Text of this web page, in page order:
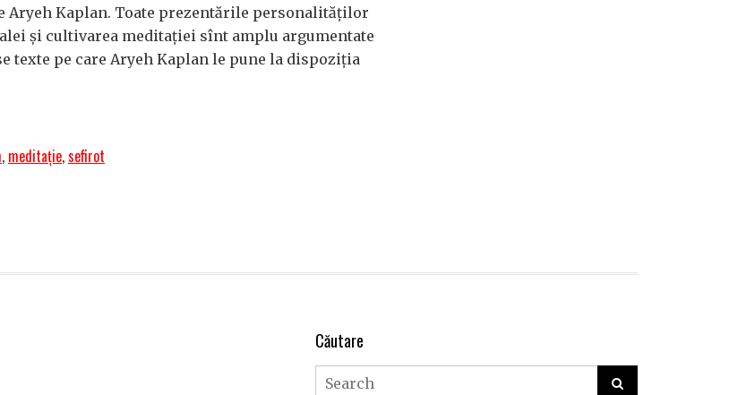
Aryeh Kaplan. Toate prezentările personalităților
și cultivarea meditației sînt amplu argumentate
texte pe care Aryeh Kaplan le pune la dispoziția
, meditație,sefirot
Căutare